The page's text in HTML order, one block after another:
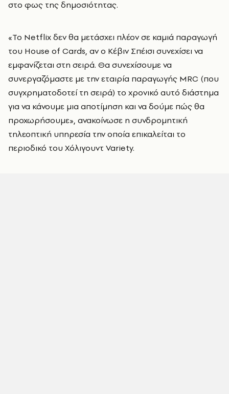
στο φως της δημοσιότητας.
«Το Netflix δεν θα μετάσχει πλέον σε καμιά παραγωγή
του House of Cards, αν ο Κέβιν Σπέισι συνεχίσει να
εμφανίζεται στη σειρά. Θα συνεχίσουμε να
συνεργαζόμαστε με την εταιρία παραγωγής MRC (που
συγχρηματοδοτεί τη σειρά) το χρονικό αυτό διάστημα
για να κάνουμε μια αποτίμηση και να δούμε πώς θα
προχωρήσουμε», ανακοίνωσε η συνδρομητική
τηλεοπτική υπηρεσία την οποία επικαλείται το
περιοδικό του Χόλιγουντ Variety.